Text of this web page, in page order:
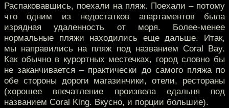
Распаковавшись, поехали на пляж. Поехали – потому
что одним из недостатков апартаментов была
изрядная удаленность от моря. Более-менее
нормальные пляжи находились еще дальше. Итак,
мы направились на пляж под названием Coral Bay.
Как обычно в курортных местечках, город словно бы
не заканчивается – практически до самого пляжа по
обе стороны дороги магазинчики, отели, рестораны
(хорошее впечатление произвела едальня под
названием Coral King. Вкусно, и порции большие).